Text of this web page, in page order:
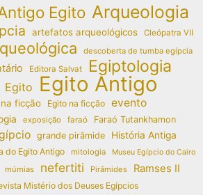
Egito Arqueologia
artefatos arqueológicos Cleópatra VII
descoberta de tumba egípcia
Editora Salvat Egiptologia
Egito Egito Antigo
ficção Egito na ficção evento
exposição faraó Faraó Tutankhamon
grande pirâmide
História Antiga
do Egito Antigo mitologia Museu Egípcio do Cairo
múmias nefertiti Pirâmides Ramses II
Mistério dos Deuses Egípcios